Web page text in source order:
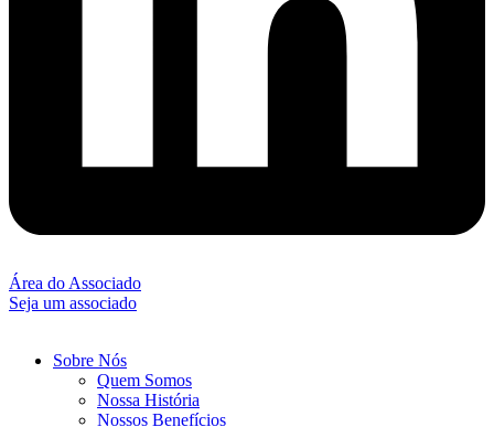
Área do Associado
Seja um associado
Sobre Nós
Quem Somos
Nossa História
Nossos Benefícios